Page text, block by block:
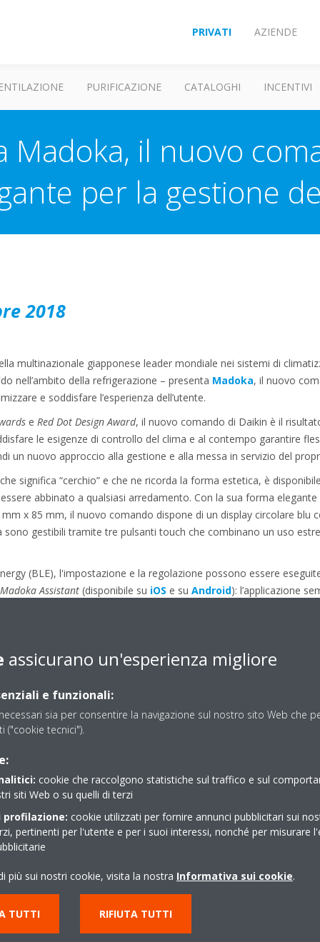
PRIVATI AZIENDE
PURIFICAZIONE CATALOGHI INCENTIVI
Madoka, il nuovo
per la gestione
2018
multinazionale giapponese leader mondiale nei sistemi di
nell’ambito della refrigerazione – presenta Madoka, il nuovo
e soddisfare l’esperienza dell’utente.
e Red Dot Design Award, il nuovo comando di Daikin è il
le esigenze di controllo del clima e al contempo garantire
un nuovo approccio alla gestione e alla messa in servizio del
significa “cerchio” e che ne ricorda la forma estetica, è
abbinato a qualsiasi arredamento. Con la sua forma
x 85 mm, il nuovo comando dispone di un display circolare blu
sono gestibili tramite tre pulsanti touch che combinano un uso
(BLE), l'impostazione e la regolazione possono essere
Madoka Assistant(disponibile su iOS e su Android): l’applicazione
l'accesso a diverse funzioni quali la programmazione oraria,
energetico. Ogni funzione garantisce la massima flessibilità
esigenze e preferenze. Madoka è collegabile a tutti i sistemi Sky
semplifica la programmazione e consente agli utenti di
modalità d’uso, velocità del ventilatore, alette e filtro. È
dal proprio divano, dal momento che il controllo dallo
il Comunicato
assicurano un'esperienza migliore
e funzionali:
sia per consentire la navigazione sul nostro sito Web che
("cookie tecnici").
cookie che raccolgono statistiche sul traffico e sul
siti Web o su quelli di terzi
profilazione: cookie utilizzati per fornire annunci pubblicitari sui
pertinenti per l'utente e per i suoi interessi, nonché per misurare
più sui nostri cookie, visita la nostra Informativa sui cookie.
TUTTI RIFIUTA TUTTI